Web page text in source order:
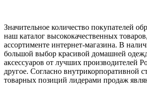
Значительное количество покупателей
наш каталог высококачественных
ассортименте интернет-магазина. В
большой выбор красивой домашней
аксессуаров от лучших производителей
другое. Согласно внутрикорпоративной
товарных позиций лидерами продаж